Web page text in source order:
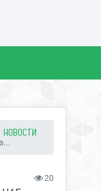
НОВОСТИ
20